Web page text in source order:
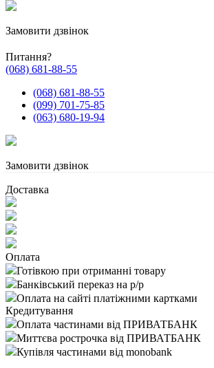
Замовити дзвінок
Питання?
(068) 681-88-55
(068) 681-88-55
(099) 701-75-85
(063) 680-19-94
Замовити дзвінок
Доставка
Оплата
Готівкою при отриманні товару
Банківський переказ на р/р
Оплата на сайті платіжними картками
Кредитування
Оплата частинами від ПРИВАТБАНК
Миттєва рострочка від ПРИВАТБАНК
Купівля частинами від monobank